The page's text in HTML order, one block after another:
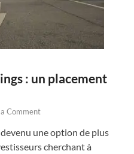
: un placement
Comment
une option de plus
cherchant à